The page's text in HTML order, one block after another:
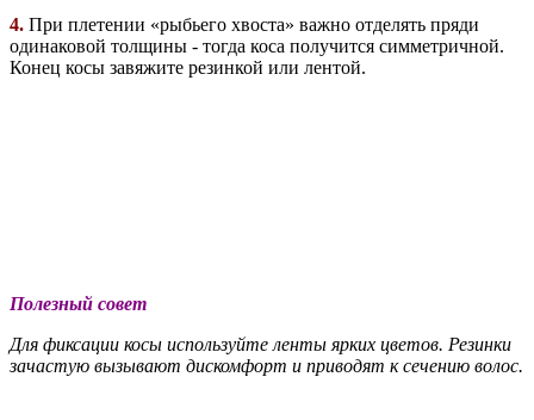
4. При плетении «рыбьего хвоста» важно отделять пряди
одинаковой толщины - тогда коса получится симметричной.
Конец косы завяжите резинкой или лентой.
Полезный совет
Для фиксации косы используйте ленты ярких цветов. Резинки
зачастую вызывают дискомфорт и приводят к сечению волос.